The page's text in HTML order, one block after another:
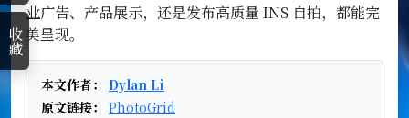
业广告、产品展示，还是发布高质量 INS 自拍，都能完
美呈现。
本文作者：
Dylan Li
原文链接：
PhotoGrid
收藏